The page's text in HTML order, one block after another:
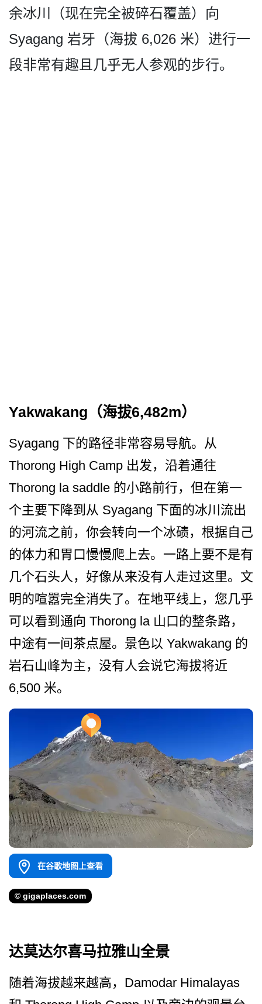
余冰川（现在完全被­碎石覆盖）向
Syagang 岩牙（海拔 6,026 米）进行一
段非常有趣且几乎­无人参观的步行。
Yakwakang（海拔6,482m）
Syagang 下的路径非常容易导航。从
Thorong High Camp 出发，沿着通往
Thorong la saddle 的小路前行，但在第一
个主要下降到从 Syagang 下面的冰川流出
的河流之前，­你会转向一个冰碛，根据自己
的体力和胃口慢慢爬上去­。一路上要不是有
几个石头人，好像从来没有人走过这­里。文
明的喧嚣完全消失了。在地平线上，您几乎
可以­看到通向 Thorong la 山口的整条路，
中途有一间茶点屋。景色以 Yakwakang 的
岩石山峰为主，没有人会说它海拔将近
6,500 米。
在谷歌地图上查看
© gigaplaces.com
达莫达尔喜马拉雅山全景
随着海拔越来越高，Damodar Himalayas